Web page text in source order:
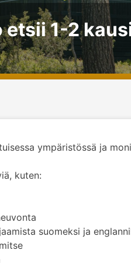
etsii 1-2
ympäristössä ja
kuten:
suomeksi ja